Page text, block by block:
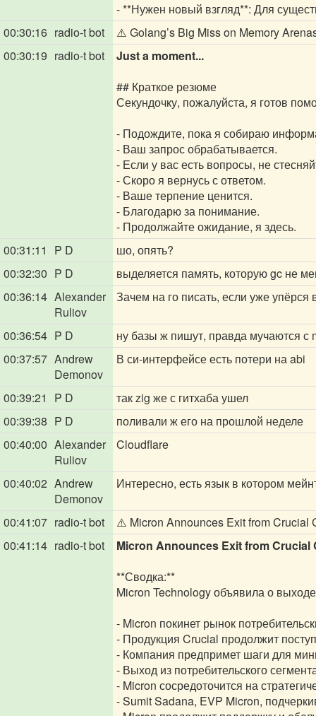
- **Нужен новый взгляд**: Для
00:30:16 radio-t bot
⚠️ Golang’s Big Miss on Memory
00:30:19 radio-t bot
Just a moment...
## Краткое резюме
Секундочку, пожалуйста, я готов
- Подождите, пока я собираю
- Ваш запрос обрабатывается.
- Если у вас есть вопросы, не
- Скоро я вернусь с ответом.
- Ваше терпение ценится.
- Благодарю за понимание.
- Продолжайте ожидание, я здесь.
00:31:11
P D
шо, опять?
00:32:30 P D
выделяется память, которую gc не
00:36:14 Alexander
Ruliov
Зачем на го писать, если уже упёрся
00:36:54 P D
ну базы ж пишут, правда мучаются с
00:37:57 Andrew
Demonov
В си-интерфейсе есть потери на abi
00:39:21 P D
так zig же с гитхаба ушел
00:39:38 P D
поливали ж его на прошлой неделе
00:40:00 Alexander
Ruliov
Cloudflare
00:40:02 Andrew
Demonov
Интересно, есть язык в котором
00:41:07 radio-t bot
⚠️ Micron Announces Exit from Crucial
00:41:14 radio-t bot
Micron Announces Exit from
**Сводка:**
Micron Technology объявила о
- Micron покинет рынок
- Продукция Crucial продолжит
- Компания предпримет шаги для
- Выход из потребительского
- Micron сосредоточится на
- Sumit Sadana, EVP Micron,